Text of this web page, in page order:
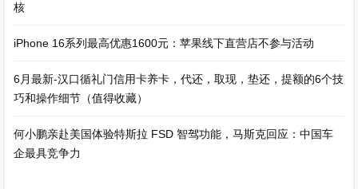
核
iPhone 16系列最高优惠1600元：苹果线下直营店不参与活动
6月最新-汉口循礼门信用卡养卡，代还，取现，垫还，提额的6个技
巧和操作细节（值得收藏）
何小鹏亲赴美国体验特斯拉 FSD 智驾功能，马斯克回应：中国车
企最具竞争力